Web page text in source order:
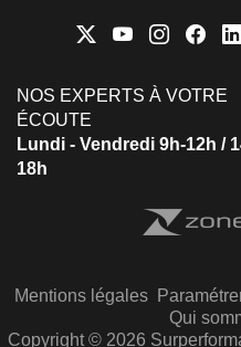
NOS EXPERTS À VOTRE
ÉCOUTE
Lundi - Vendredi 9h-12h /
18h
Mentions légales
Qui
Copyright © 2026